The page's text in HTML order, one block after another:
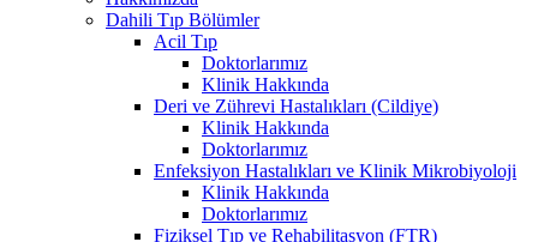
Dahili Tıp Bölümler
Acil Tıp
Doktorlarımız
Klinik Hakkında
Deri ve Zührevi Hastalıkları (Cildiye)
Klinik Hakkında
Doktorlarımız
Enfeksiyon Hastalıkları ve Klinik Mikrobiyoloji
Klinik Hakkında
Doktorlarımız
Fiziksel Tıp ve Rehabilitasyon (FTR)